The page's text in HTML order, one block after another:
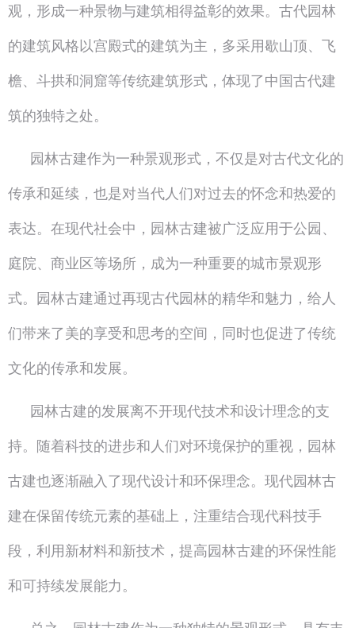
观，形成一种景物与建筑相得益彰的效果。古代园林
的建筑风格以宫殿式的建筑为主，多采用歇山顶、飞
檐、斗拱和洞窟等传统建筑形式，体现了中国古代建
筑的独特之处。
园林古建作为一种景观形式，不仅是对古代文化的
传承和延续，也是对当代人们对过去的怀念和热爱的
表达。在现代社会中，园林古建被广泛应用于公园、
庭院、商业区等场所，成为一种重要的城市景观形
式。园林古建通过再现古代园林的精华和魅力，给人
们带来了美的享受和思考的空间，同时也促进了传统
文化的传承和发展。
园林古建的发展离不开现代技术和设计理念的支
持。随着科技的进步和人们对环境保护的重视，园林
古建也逐渐融入了现代设计和环保理念。现代园林古
建在保留传统元素的基础上，注重结合现代科技手
段，利用新材料和新技术，提高园林古建的环保性能
和可持续发展能力。